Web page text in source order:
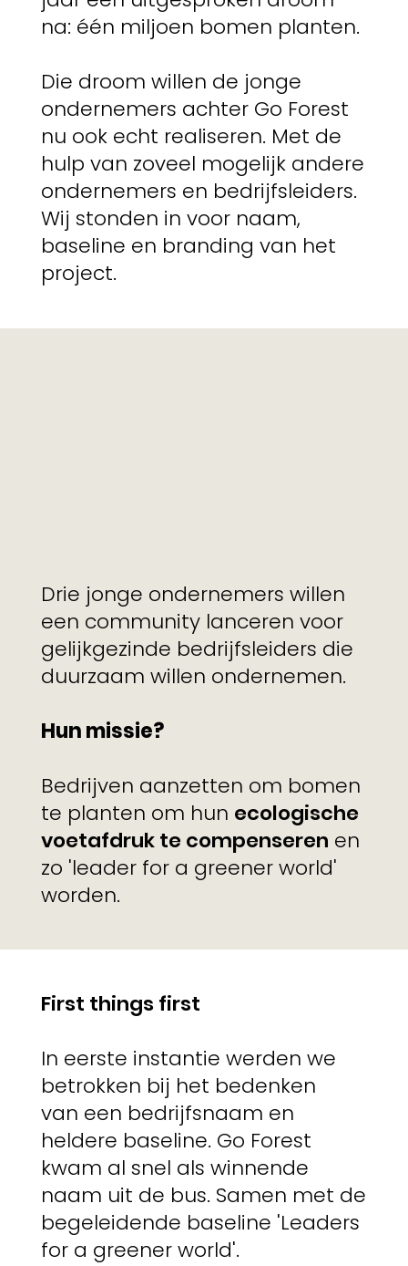
na: één miljoen bomen planten.
Die droom willen de jonge
ondernemers achter Go Forest
nu ook echt realiseren. Met de
hulp van zoveel mogelijk andere
ondernemers en bedrijfsleiders.
Wij stonden in voor naam,
baseline en branding van het
project.
Drie jonge ondernemers willen
een community lanceren voor
gelijkgezinde bedrijfsleiders die
duurzaam willen ondernemen.
Hun missie?
Bedrijven aanzetten om bomen
te planten om hun ecologische
voetafdruk te compenseren en
zo 'leader for a greener world'
worden.
First things first
In eerste instantie werden we
betrokken bij het bedenken
van een bedrijfsnaam en
heldere baseline. Go Forest
kwam al snel als winnende
naam uit de bus. Samen met de
begeleidende baseline 'Leaders
for a greener world'.